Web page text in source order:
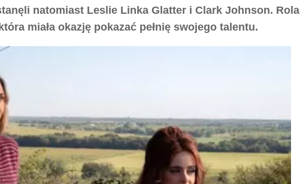
natomiast Leslie Linka Glatter i Clark Johnson. Rola
miała okazję pokazać pełnię swojego talentu.